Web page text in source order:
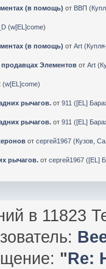
(в помощь) от ВВП (
(w[EL]come)
(в помощь) отArt (
Элементов отArt (
(w[EL]come)
рычагов. от911 ([EL]
рычагов. от911 ([EL]
отсергей1967 (Кузов,
рычагов. отсергей1967 ([EL]
в 11823
"Re: